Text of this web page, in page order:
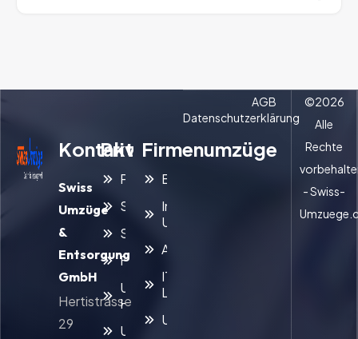
Kontakt
Swiss
Umzüge
&
Entsorgung
GmbH
Hertistrasse
29
Privatumzüge
Privatumzug
Seniorenumzug
Studentenumzug
Familienumzug
Umzug mit
Haustieren
Umzugsreinigung
Firmenumzüge
Büroumzug
Interner
Umzug
Archivumzug
IT- und
Laborumzug
Umzugsreinigung
Datenschutzerklärung
©2026
Alle
Rechte
- Swiss-
AGB